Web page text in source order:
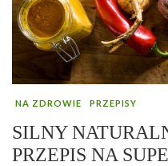
NA ZDROWIE PRZEPISY
SILNY
PRZEPIS NA